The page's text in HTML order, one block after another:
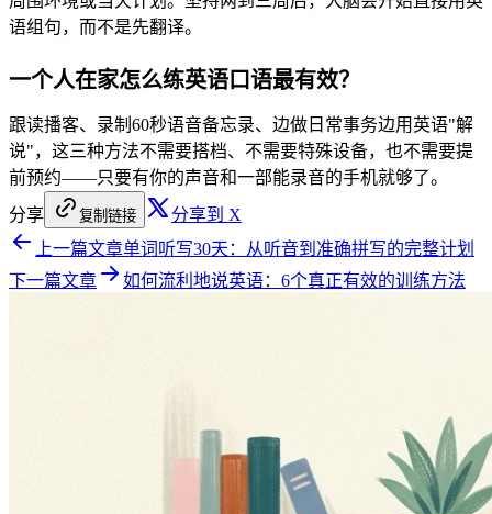
语组句，而不是先翻译。
一个人在家怎么练英语口语最有效？
跟读播客、录制60秒语音备忘录、边做日常事务边用英语"解
说"，这三种方法不需要搭档、不需要特殊设备，也不需要提
前预约——只要有你的声音和一部能录音的手机就够了。
分享
复制链接
分享到 X
上一篇文章单词听写30天：从听音到准确拼写的完整计划
下一篇文章
如何流利地说英语：6个真正有效的训练方法